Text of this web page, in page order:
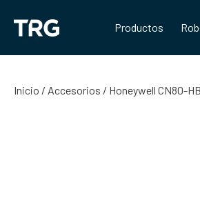
contenido
Productos
Inicio / Accesorios / Honeywell CN80-